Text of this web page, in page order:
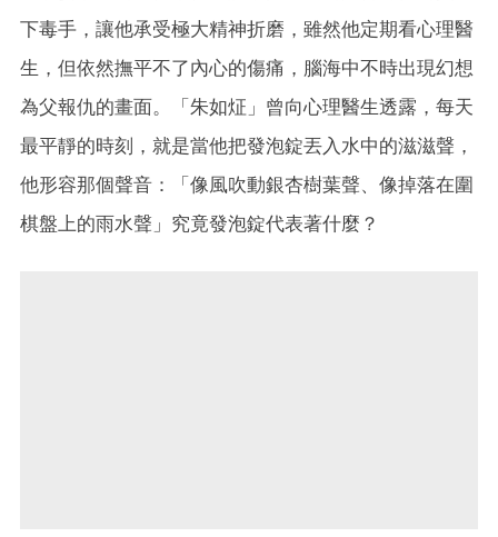
下毒手，讓他承受極大精神折磨，雖然他定期看心理醫
生，但依然撫平不了內心的傷痛，腦海中不時出現幻想
為父報仇的畫面。「朱如炡」曾向心理醫生透露，每天
最平靜的時刻，就是當他把發泡錠丟入水中的滋滋聲，
他形容那個聲音：「像風吹動銀杏樹葉聲、像掉落在圍
棋盤上的雨水聲」究竟發泡錠代表著什麼？